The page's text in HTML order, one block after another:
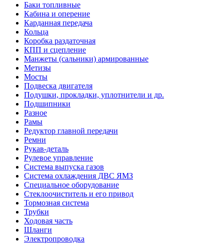
Баки топливные
Кабина и оперение
Карданная передача
Кольца
Коробка раздаточная
КПП и сцепление
Манжеты (сальники) армированные
Метизы
Мосты
Подвеска двигателя
Подушки, прокладки, уплотнители и др.
Подшипники
Разное
Рамы
Редуктор главной передачи
Ремни
Рукав-деталь
Рулевое управление
Система выпуска газов
Система охлаждения ДВС ЯМЗ
Специальное оборудование
Стеклоочиститель и его привод
Тормозная система
Трубки
Ходовая часть
Шланги
Электропроводка